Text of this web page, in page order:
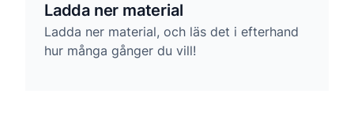
Ladda ner material
Ladda ner material, och läs det i efterhand
hur många gånger du vill!